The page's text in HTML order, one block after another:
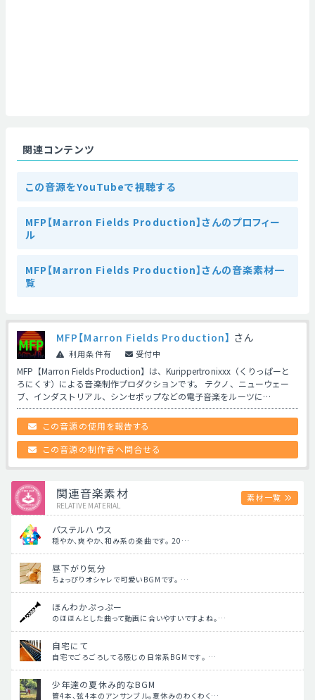
関連コンテンツ
この音源をYouTubeで視聴する
MFP【Marron Fields Production】さんのプロフィー
ル
MFP【Marron Fields Production】さんの音楽素材一
覧
MFP【Marron Fields Production】 さん
利用条件有 受付中
MFP【Marron Fields Production】は、Kurippertronixxx（くりっぱーと
ろにくす）による音楽制作プロダクションです。 テクノ、ニューウェー
ブ、インダストリアル、シンセポップなどの電子音楽をルーツに…
この音源の使用を報告する
この音源の制作者へ問合せる
関連音楽素材
RELATIVE MATERIAL
素材一覧
パステルハウス
穏やか、爽やか、和み系の楽曲です。 20…
昼下がり気分
ちょっぴりオシャレで可愛いBGMです。 …
ほんわかぷっぷー
のほほんとした曲って動画に合いやすいですよね。…
自宅にて
自宅でごろごろしてる感じの日常系BGMです。 …
少年達の夏休み的なBGM
管4本、弦4本のアンサンブル。夏休みのわくわく…